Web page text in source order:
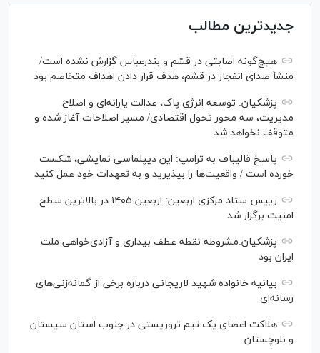
جدیدترین مطالب
هیچ‌گونه اصابتی در قشم و بندرعباس گزارش نشده است/
منشأ صدای انفجار در قشم، هدف قرار دادن اهداف متخاصم بود
پزشکیان: توسعه انرژی پاک، عدالت یارانه‌ای و اصلاح
مدیریت، سه محور تحول اقتصادی/ مسیر اصلاحات آغاز شده و
متوقف نخواهد شد
پاسخ قالیباف به ترامپ: این دیپلماسی نمایشی، شکست
خورده است / واقعیت‌ها را بپذیرید و به تعهدات خود عمل کنید
رییس ستاد مرکزی اربعین: اربعین ۱۴۰۵ در بالاترین سطح
امنیت برگزار شد
پزشکیان:مشروطه نقطه عطف بیداری و آزادی‌خواهی ملت
ایران بود
بیانیه خانواده شهید لاریجانی درباره برخی از گمانه‌زنی‌های
رسانه‌ای
هلاکت اعضای یک تیم تروریستی در جنوب استان سیستان
و بلوچستان